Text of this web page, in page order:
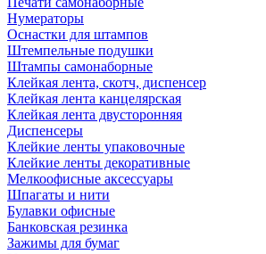
Нумераторы
Оснастки для штампов
Штемпельные подушки
Штампы самонаборные
Клейкая лента, скотч, диспенсер
Клейкая лента канцелярская
Клейкая лента двусторонняя
Диспенсеры
Клейкие ленты упаковочные
Клейкие ленты декоративные
Мелкоофисные аксессуары
Шпагаты и нити
Булавки офисные
Банковская резинка
Зажимы для бумаг